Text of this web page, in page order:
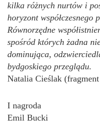
kilka różnych nurtów i
horyzont współczesnego
Równorzędne
spośród których żadna
dominująca,
bydgoskiego przeglądu.
Natalia Cieślak
I nagroda
Emil Bucki